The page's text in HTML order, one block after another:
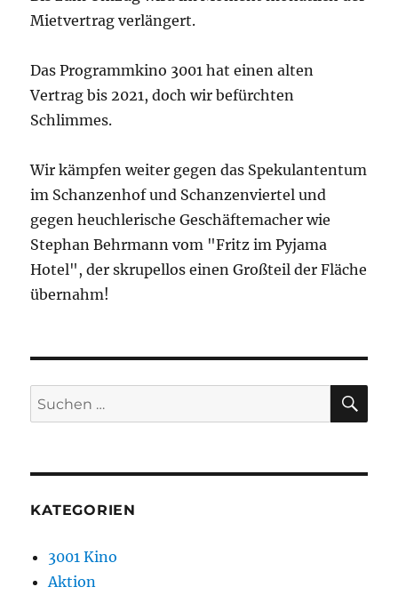
Mietvertrag verlängert.
Das Programmkino 3001 hat einen alten
Vertrag bis 2021, doch wir befürchten
Schlimmes.
Wir kämpfen weiter gegen das Spekulantentum
im Schanzenhof und Schanzenviertel und
gegen heuchlerische Geschäftemacher wie
Stephan Behrmann vom "Fritz im Pyjama
Hotel", der skrupellos einen Großteil der Fläche
übernahm!
Suchen
nach:
KATEGORIEN
3001 Kino
Aktion